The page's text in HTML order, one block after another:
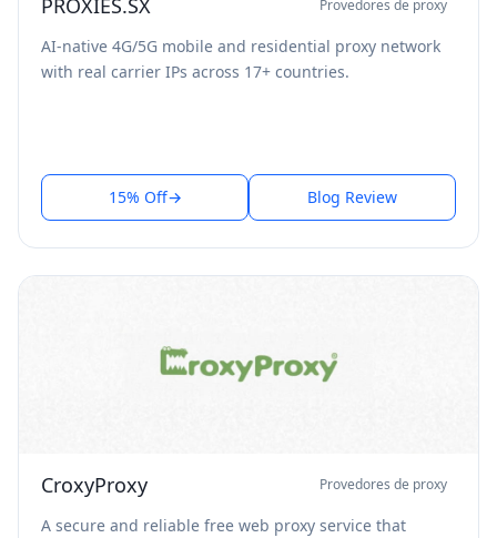
PROXIES.SX Provedores de proxy
AI-native 4G/5G mobile and residential proxy network
with real carrier IPs across 17+ countries.
15% Off→ Blog Review
CroxyProxy Provedores de proxy
A secure and reliable free web proxy service that